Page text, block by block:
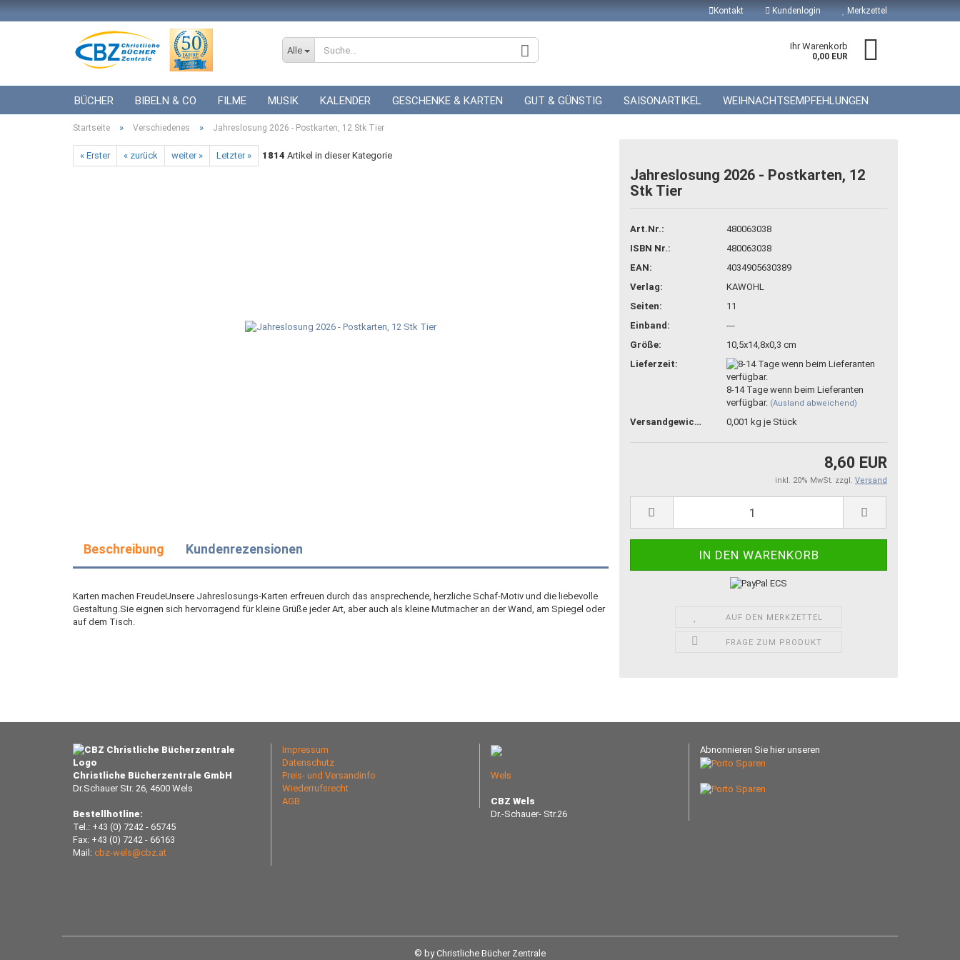
Kontakt Kundenlogin
Passwort vergessen?
Merkzettel
Alle Ihr Warenkorb
0,00 EUR
BÜCHER BIBELN & CO FILME MUSIK KALENDER GESCHENKE & KARTEN GUT & GÜNSTIG SAISONARTIKEL WEIHNACHTSEMPFEHLUNGEN
ICF BÜCHER VERSCHIEDENES GESCHENKE ZUR HOCHZEIT
Startseite » Verschiedenes » Jahreslosung 2026 - Postkarten, 12 Stk Tier
« Erster « zurück weiter » Letzter » 1814 Artikel in dieser Kategorie
Jahreslosung 2026 - Postkarten, 12
Stk Tier
Art.Nr.:
480063038
ISBN Nr.:
480063038
EAN:
4034905630389
Verlag:
KAWOHL
Seiten:
11
Einband:
---
Größe:
10,5x14,8x0,3 cm
Lieferzeit:
8-14 Tage wenn beim Lieferanten
verfügbar. (Ausland abweichend)
Versandgewicht: 0,001 kg je Stück
8,60 EUR
inkl. 20% MwSt. zzgl. Versand
AUF DEN MERKZETTEL
FRAGE ZUM PRODUKT
Beschreibung Kundenrezensionen
Karten machen FreudeUnsere Jahreslosungs-Karten erfreuen durch das ansprechende, herzliche Schaf-Motiv und die liebevolle
Gestaltung.Sie eignen sich hervorragend für kleine Grüße jeder Art, aber auch als kleine Mutmacher an der Wand, am Spiegel oder
auf dem Tisch.
Christliche Bücherzentrale GmbH
Dr.Schauer Str. 26, 4600 Wels
Bestellhotline:
Tel.: +43 (0) 7242 - 65745
Fax: +43 (0) 7242 - 66163
Mail: cbz-wels@cbz.at
Impressum
Datenschutz
Preis- und Versandinfo
Wiederrufsrecht
AGB
Wels
CBZ Wels
Dr.-Schauer- Str.26
Abnonnieren Sie hier unseren
© by Christliche Bücher Zentrale